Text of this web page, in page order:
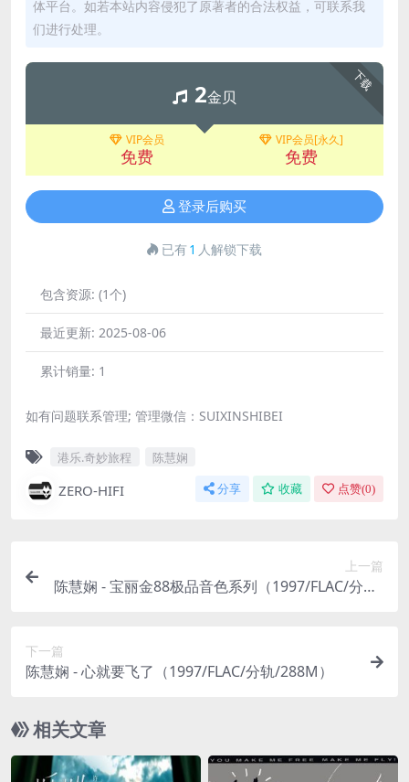
体平台。如若本站内容侵犯了原著者的合法权益，可联系我
们进行处理。
下载
2金贝
VIP会员
免费
VIP会员[永久]
免费
登录后购买
已有1 人解锁下载
包含资源: (1个)
最近更新: 2025-08-06
累计销量: 1
如有问题联系管理; 管理微信：SUIXINSHIBEI
港乐.奇妙旅程 陈慧娴
ZERO-HIFI 分享 收藏 点赞(0)
上一篇
陈慧娴 - 宝丽金88极品音色系列（1997/FLAC/分轨/
下一篇
陈慧娴 - 心就要飞了（1997/FLAC/分轨/288M）
相关文章